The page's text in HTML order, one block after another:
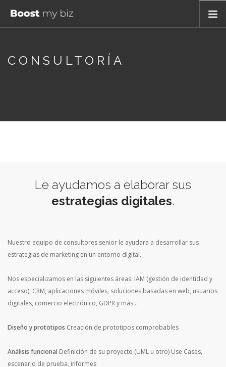
¿QUIENES SOMOS?
CONSULTORÍA
Le ayudamos a elaborar sus
estrategias digitales.
Nuestro equipo de consultores senior le ayudara a desarrollar sus
estrategias de marketing en un entorno digital.
Nos especializamos en las siguientes áreas: IAM (gestión de identidad y
acceso), CRM, aplicaciones móviles, soluciones basadas en web, usuarios
digitales, comercio electrónico, GDPR y más...
Diseño y prototipos Creación de prototipos comprobables
Análisis funcional Definición de su proyecto (UML u otro) Use Cases,
escenario de prueba, informes